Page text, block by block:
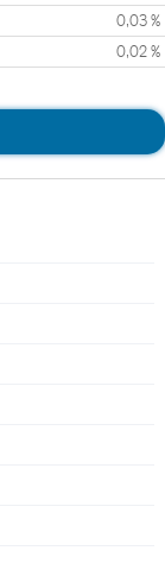
0,03 %
0,02 %